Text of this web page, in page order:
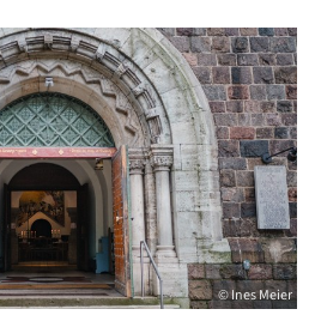
© Ines Meier